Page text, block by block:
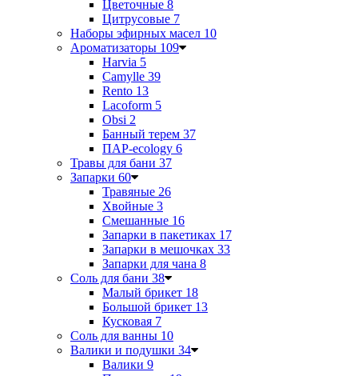
Цветочные 8
Цитрусовые 7
Наборы эфирных масел 10
Ароматизаторы 109
Harvia 5
Camylle 39
Rento 13
Lacoform 5
Obsi 2
Банный терем 37
ПАР-ecology 6
Травы для бани 37
Запарки 60
Травяные 26
Хвойные 3
Смешанные 16
Запарки в пакетиках 17
Запарки в мешочках 33
Запарки для чана 8
Соль для бани 38
Малый брикет 18
Большой брикет 13
Кусковая 7
Соль для ванны 10
Валики и подушки 34
Валики 9